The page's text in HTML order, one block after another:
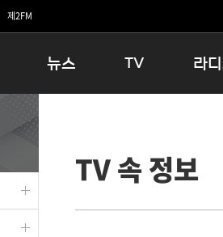
제2FM
뉴스 TV
인생내컷
테마기행 길
라
16:00 완
우리 고
TV 속 정보